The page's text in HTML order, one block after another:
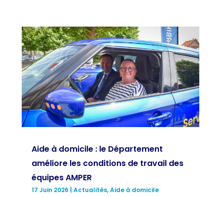
Aide à domicile : le Département
améliore les conditions de travail des
équipes AMPER
17 Juin 2026 Actualités,Aide à domicile